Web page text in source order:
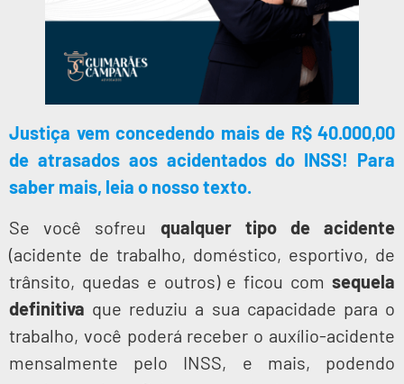
Justiça vem concedendo mais de R$ 40.000,00
de atrasados aos acidentados do INSS! Para
saber mais, leia o nosso texto.
Se você sofreu qualquer tipo de acidente
(acidente de trabalho, doméstico, esportivo, de
trânsito, quedas e outros) e ficou com sequela
definitiva que reduziu a sua capacidade para o
trabalho, você poderá receber o auxílio-acidente
mensalmente pelo INSS, e mais, podendo